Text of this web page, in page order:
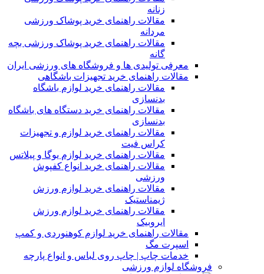
زنانه
مقالات راهنمای خرید پوشاک ورزشی
مردانه
مقالات راهنمای خرید پوشاک ورزشی بچه
گانه
معرفی تولیدی ها و فروشگاه های ورزشی ایران
مقالات راهنمای خرید تجهیزات باشگاهی
مقالات راهنمای خرید لوازم باشگاه
بدنسازی
مقالات راهنمای خرید دستگاه های باشگاه
بدنسازی
مقالات راهنمای خرید لوازم و تجهیزات
کراس فیت
مقالات راهنمای خرید لوازم یوگا و پیلاتس
مقالات راهنمای خرید انواع کفپوش
ورزشی
مقالات راهنمای خرید لوازم ورزش
ژیمناستیک
مقالات راهنمای خرید لوازم ورزش
ایروبیک
مقالات راهنمای خرید لوازم کوهنوردی و کمپ
اسپرت مگ
خدمات چاپ | چاپ روی لباس و انواع پارچه
فروشگاه لوازم ورزشی